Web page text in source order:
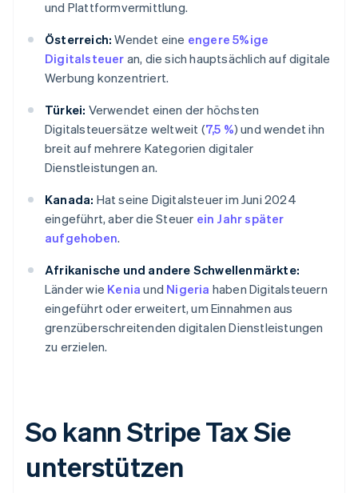
und Plattformvermittlung.
Österreich: Wendet eine engere 5%ige
Digitalsteuer an, die sich hauptsächlich auf digitale
Werbung konzentriert.
Türkei: Verwendet einen der höchsten
Digitalsteuersätze weltweit (7,5 %) und wendet ihn
breit auf mehrere Kategorien digitaler
Dienstleistungen an.
Kanada: Hat seine Digitalsteuer im Juni 2024
eingeführt, aber die Steuer ein Jahr später
aufgehoben.
Afrikanische und andere Schwellenmärkte:
Länder wie Kenia und Nigeria haben Digitalsteuern
eingeführt oder erweitert, um Einnahmen aus
grenzüberschreitenden digitalen Dienstleistungen
zu erzielen.
So kann Stripe Tax Sie
unterstützen